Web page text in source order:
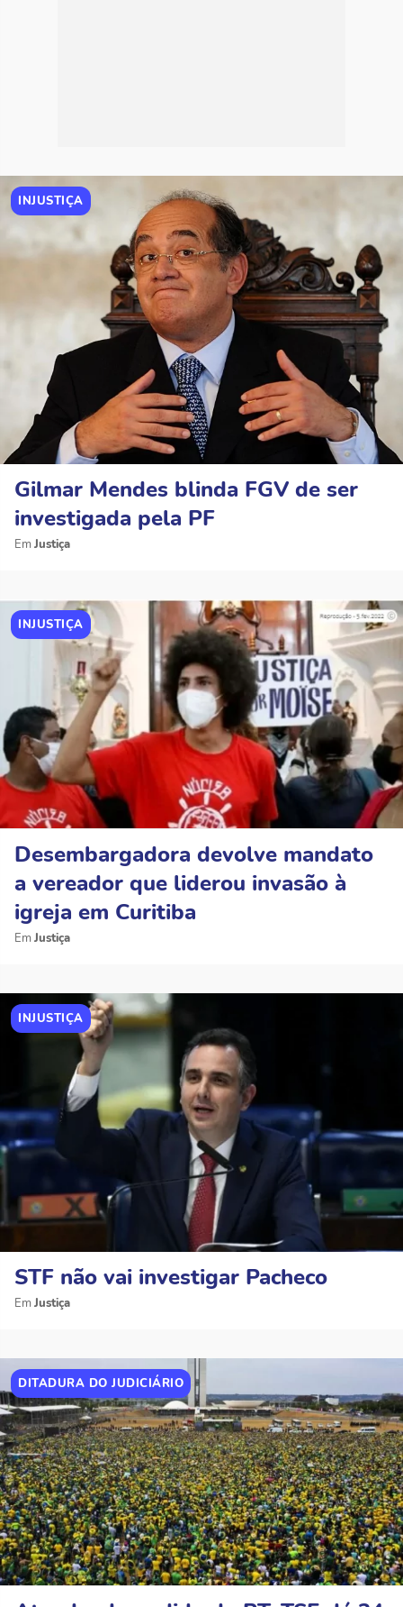
INJUSTIÇA
Gilmar Mendes blinda FGV de ser
investigada pela PF
Justiça
INJUSTIÇA
Desembargadora devolve mandato
a vereador que liderou invasão à
igreja em Curitiba
Justiça
INJUSTIÇA
STF não vai investigar Pacheco
Justiça
DITADURA DO JUDICIÁRIO